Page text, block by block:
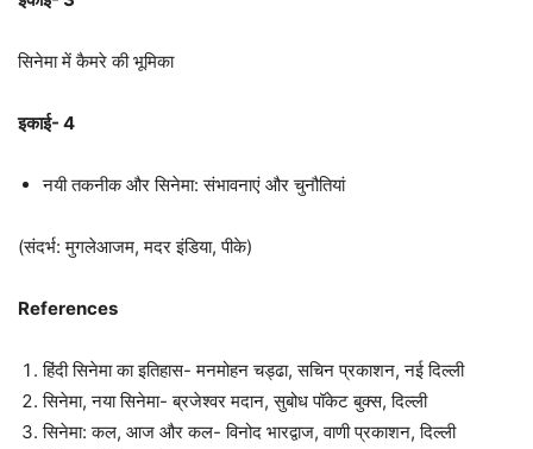
सिनेमा में कैमरे की भूमिका
इकाई- 4
नयी तकनीक और सिनेमा: संभावनाएं और चुनौतियां
(संदर्भ: मुगलेआजम, मदर इंडिया, पीके)
References
हिंदी सिनेमा का इतिहास- मनमोहन चड्ढा, सचिन प्रकाशन, नई दिल्ली
सिनेमा, नया सिनेमा- ब्रजेश्वर मदान, सुबोध पॉकेट बुक्स, दिल्ली
सिनेमा: कल, आज और कल- विनोद भारद्वाज, वाणी प्रकाशन, दिल्ली